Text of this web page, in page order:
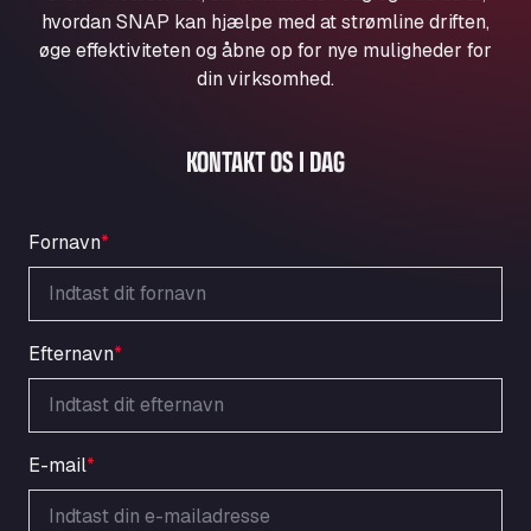
Aqua Ariva GmbH
Marie-Curie-Straße 24, 68219
Aral Autohof Bockel
Oppelner Str. 1, 31167
Nellinger Str. 24, 89188
ARAL Autohof Preis
Schellweilerstraße 1, 66871
ARAL Tankstelle - XXL Truckwash.de
GmbH
Ardleigh South Services
Area 47 Hermanos Rico
Autovia A4 km 47, 28300
hvordan SNAP kan hjælpe med at strømline driften,
øge effektiviteten og åbne op for nye muligheder for
din virksomhed.
KONTAKT OS I DAG
Fornavn*
Efternavn*
E-mail*